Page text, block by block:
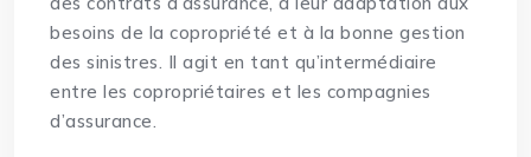
besoins de la copropriété et à la bonne gestion
des sinistres. Il agit en tant qu’intermédiaire
entre les copropriétaires et les compagnies
d’assurance.